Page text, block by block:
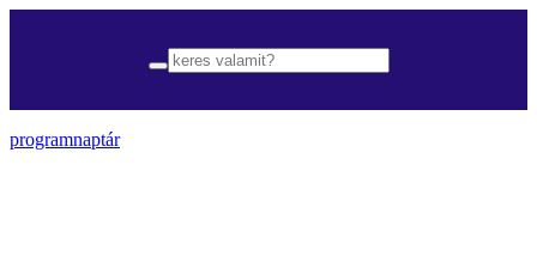
programnaptár